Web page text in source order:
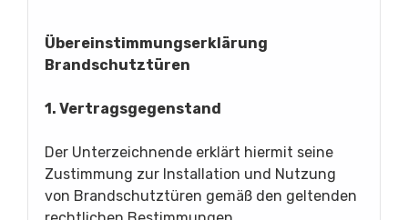
Übereinstimmungserklärung
Brandschutztüren
1. Vertragsgegenstand
Der Unterzeichnende erklärt hiermit seine
Zustimmung zur Installation und Nutzung
von Brandschutztüren gemäß den geltenden